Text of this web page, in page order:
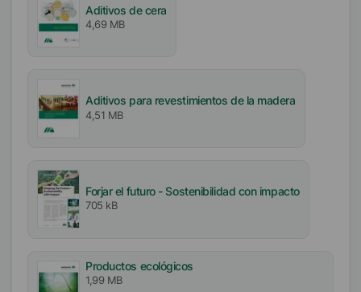
Tamaño de las partículas
D₉₉<20 µm D₅₀
Aditivos de cera
4,69 MB
Aditivos para revestimientos de la madera
4,51 MB
Forjar el futuro - Sostenibilidad con impacto
705 kB
Productos ecológicos
1,99 MB